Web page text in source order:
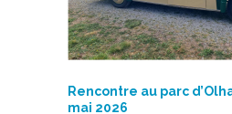
Rencontre au parc
mai 2026